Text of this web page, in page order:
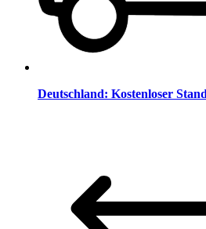
Deutschland: Kostenloser